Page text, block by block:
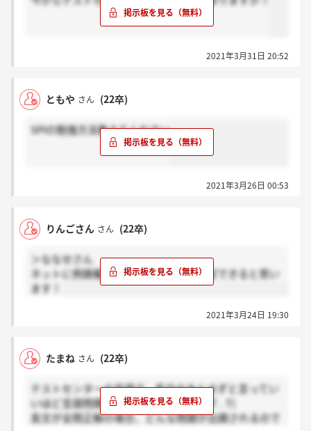
2021年3月31日 20:52
ともや さん (22卒)
SPIの勉強方法教えてください
2021年3月26日 00:53
りんごさん さん (22卒)
＞ななせさん
ネットに例題載ってるからそれを解けばできると思い
ます！
2021年3月24日 19:30
たまね さん (22卒)
テストセンターの言語で、長文のあと必ずと言ってい
いほど言語問題が出てきてしまいます(T . T)
長文が全問正解の場合、どんな問題が出題されるので